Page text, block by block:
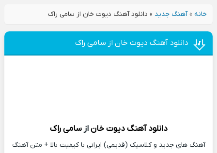
خانه»آهنگ جدید » دانلود آهنگ دیوت خان از سامی راک
دانلود آهنگ دیوت خان از سامی راک
دانلود آهنگ دیوت خان ازسامی راک
آهنگ های جدید و کلاسیک (قدیمی) ایرانی با کیفیت بالا + متن آهنگ